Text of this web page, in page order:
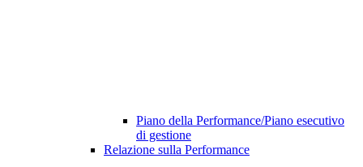
Piano della Performance/Piano esecutivo
di gestione
Relazione sulla Performance